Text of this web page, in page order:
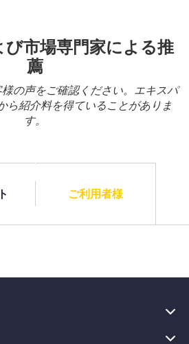
市場専門家による推
薦
の声をご確認ください。エキスパ
ら紹介料を得ていることがありま
す。
ご利用者様